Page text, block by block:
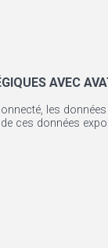
AVEC
les
ces données